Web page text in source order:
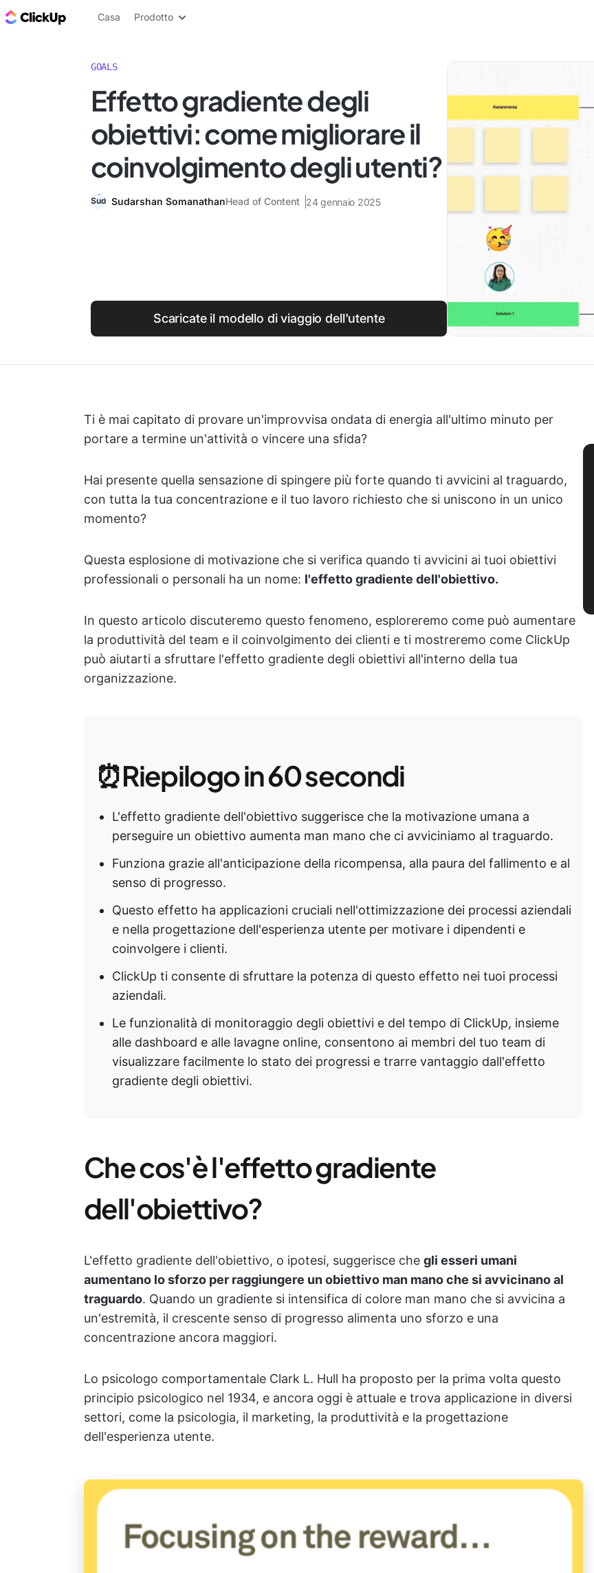
Blog di ClickUp
Casa Prodotto
GOALS
Effetto gradiente degli
obiettivi: come migliorare il
coinvolgimento degli utenti?
Sudarshan SomanathanHead of Content 24 gennaio 2025
Scaricate il modello di viaggio dell'utente
Ti è mai capitato di provare un'improvvisa ondata di energia all'ultimo minuto per
portare a termine un'attività o vincere una sfida?
Hai presente quella sensazione di spingere più forte quando ti avvicini al traguardo,
con tutta la tua concentrazione e il tuo lavoro richiesto che si uniscono in un unico
momento?
Questa esplosione di motivazione che si verifica quando ti avvicini ai tuoi obiettivi
professionali o personali ha un nome: l'effetto gradiente dell'obiettivo.
In questo articolo discuteremo questo fenomeno, esploreremo come può aumentare
la produttività del team e il coinvolgimento dei clienti e ti mostreremo come ClickUp
può aiutarti a sfruttare l'effetto gradiente degli obiettivi all'interno della tua
organizzazione.
⏰Riepilogo in 60 secondi
L'effetto gradiente dell'obiettivo suggerisce che la motivazione umana a
perseguire un obiettivo aumenta man mano che ci avviciniamo al traguardo.
Funziona grazie all'anticipazione della ricompensa, alla paura del fallimento e al
senso di progresso.
Questo effetto ha applicazioni cruciali nell'ottimizzazione dei processi aziendali
e nella progettazione dell'esperienza utente per motivare i dipendenti e
coinvolgere i clienti.
ClickUp ti consente di sfruttare la potenza di questo effetto nei tuoi processi
aziendali.
Le funzionalità di monitoraggio degli obiettivi e del tempo di ClickUp, insieme
alle dashboard e alle lavagne online, consentono ai membri del tuo team di
visualizzare facilmente lo stato dei progressi e trarre vantaggio dall'effetto
gradiente degli obiettivi.
Che cos'è l'effetto gradiente
dell'obiettivo?
L'effetto gradiente dell'obiettivo, o ipotesi, suggerisce che gli esseri umani
aumentano lo sforzo per raggiungere un obiettivo man mano che si avvicinano al
traguardo. Quando un gradiente si intensifica di colore man mano che si avvicina a
un'estremità, il crescente senso di progresso alimenta uno sforzo e una
concentrazione ancora maggiori.
Lo psicologo comportamentale Clark L. Hull ha proposto per la prima volta questo
principio psicologico nel 1934, e ancora oggi è attuale e trova applicazione in diversi
settori, come la psicologia, il marketing, la produttività e la progettazione
dell'esperienza utente.